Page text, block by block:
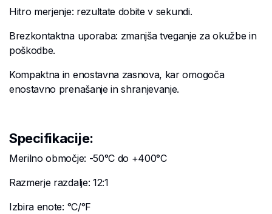
Hitro merjenje: rezultate dobite v sekundi.
Brezkontaktna uporaba: zmanjša tveganje za okužbe in
poškodbe.
Kompaktna in enostavna zasnova, kar omogoča
enostavno prenašanje in shranjevanje.
Specifikacije:
Merilno območje: -50°C do +400°C
Razmerje razdalje: 12:1
Izbira enote: °C/°F